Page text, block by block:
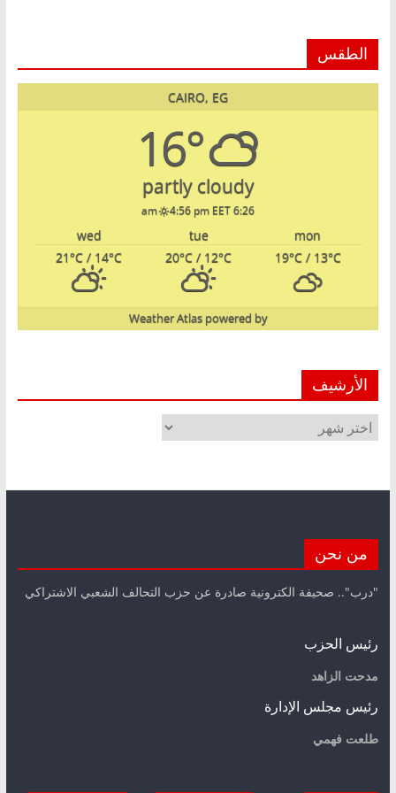
الطقس
CAIRO, EG
16°
partly cloudy
6:26 am
4:56 pm EET
mon
tue
wed
19°C/ 13°C
20°C / 12°C
21°C / 14°C
powered by
Weather Atlas
الأرشيف
الأرشيف
من نحن
"درب".. صحيفة الكترونية صادرة عن حزب التحالف الشعبي الاشتراكي
رئيس الحزب
مدحت الزاهد
رئيس مجلس الإدارة
طلعت فهمي